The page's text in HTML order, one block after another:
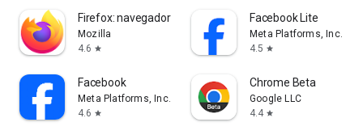
Firefox: navegador privado
Mozilla
4.6 star
Facebook Lite
Meta Platforms, Inc.
4.5 star
Facebook
Meta Platforms, Inc.
4.6 star
Chrome Beta
Google LLC
4.4 star